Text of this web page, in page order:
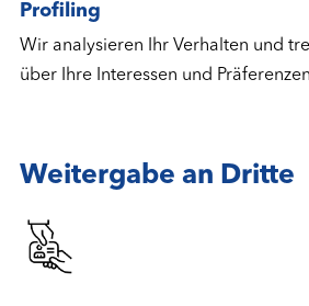
Profiling
Wir analysieren Ihr Verhalten und
über Ihre Interessen und
Weitergabe an Dritte